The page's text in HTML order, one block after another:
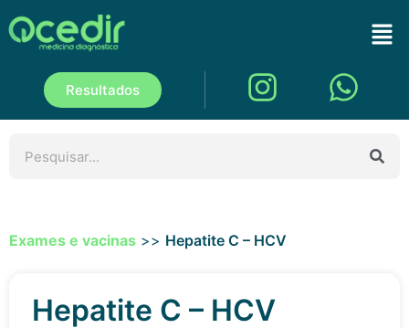
Resultados
Exames e vacinas >> Hepatite C – HCV
Hepatite C – HCV